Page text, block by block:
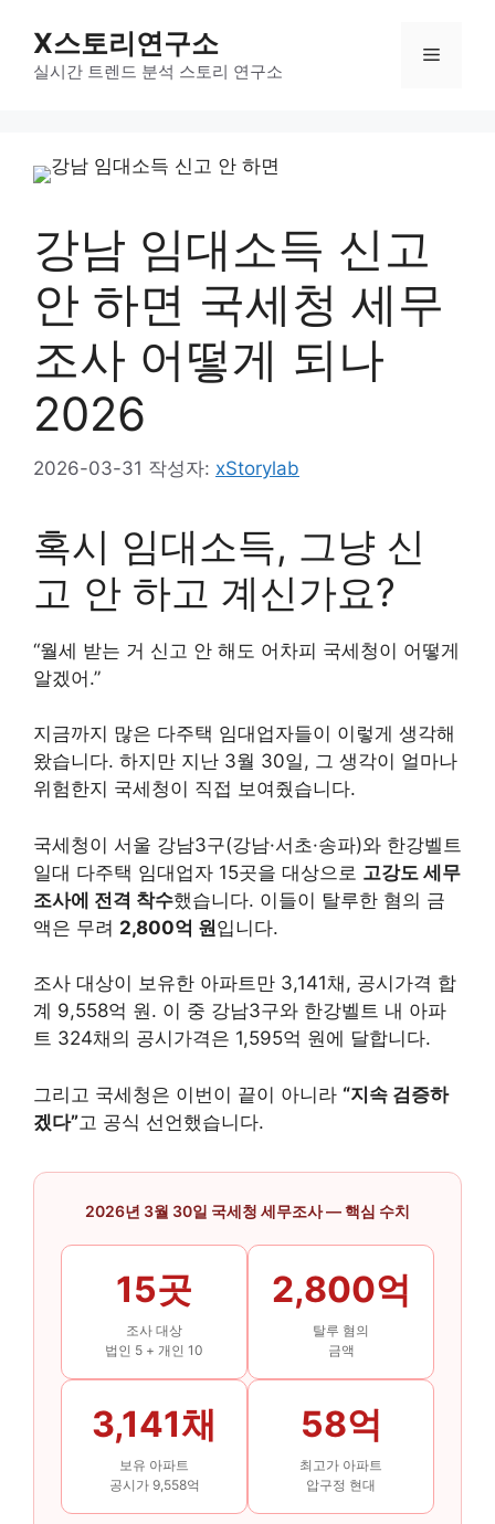
X스토리연구소
실시간 트렌드 분석 스토리 연구소
메
강남 임대소득 신고
안 하면 국세청 세무
조사 어떻게 되나
2026
2026-03-31 작성자: xStorylab
혹시 임대소득, 그냥 신
고 안 하고 계신가요?
“월세 받는 거 신고 안 해도 어차피 국세청이 어떻게
알겠어.”
지금까지 많은 다주택 임대업자들이 이렇게 생각해
왔습니다. 하지만 지난 3월 30일, 그 생각이 얼마나
위험한지 국세청이 직접 보여줬습니다.
국세청이 서울 강남3구(강남·서초·송파)와 한강벨트
일대 다주택 임대업자 15곳을 대상으로 고강도 세무
조사에 전격 착수했습니다. 이들이 탈루한 혐의 금
액은 무려 2,800억 원입니다.
조사 대상이 보유한 아파트만 3,141채, 공시가격 합
계 9,558억 원. 이 중 강남3구와 한강벨트 내 아파
트 324채의 공시가격은 1,595억 원에 달합니다.
그리고 국세청은 이번이 끝이 아니라 “지속 검증하
겠다”고 공식 선언했습니다.
2026년 3월 30일 국세청 세무조사 — 핵심 수치
15곳
조사 대상
법인 5 + 개인 10
2,800억
탈루 혐의
금액
3,141채
보유 아파트
공시가 9,558억
58억
최고가 아파트
압구정 현대